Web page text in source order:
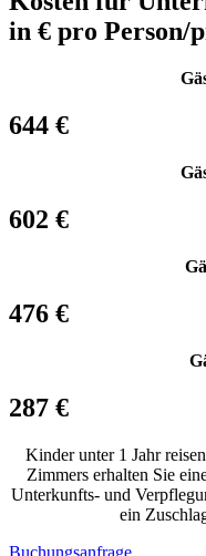
in € pro Person/
644 €
602 €
476 €
287 €
Kinder unter 1 Jahr
Zimmers erhalten Sie
Unterkunfts- und
ein
Buchungsanfrage